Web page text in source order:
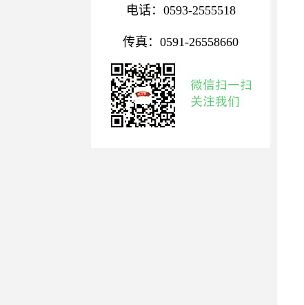
电话：0593-2555518
传真：0591-26558660